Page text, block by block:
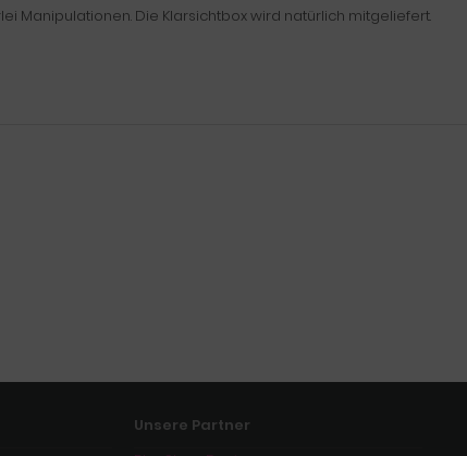
Manipulationen. Die Klarsichtbox wird natürlich mitgeliefert.
Unsere Partner